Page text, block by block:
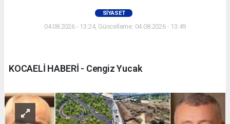
SIYASET
04.08.2026 - 13:24, Güncelleme: 04.08.2026 - 13:49
KOCAELİ HABERİ - Cengiz Yucak